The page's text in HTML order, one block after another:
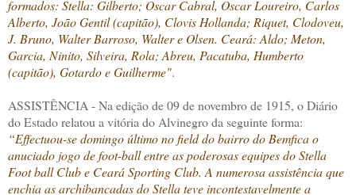
formados: Stella: Gilberto; Oscar Cabral, Oscar Loureiro, Carlos
Alberto, João Gentil (capitão), Clovis Hollanda; Riquet, Clodoveu,
J. Bruno, Walter Barroso, Walter e Olsen. Ceará: Aldo; Meton,
Garcia, Ninito, Silveira, Rola; Abreu, Pacatuba, Humberto
(capitão), Gotardo e Guilherme".
ASSISTÊNCIA - Na edição de 09 de novembro de 1915, o Diário
do Estado relatou a vitória do Alvinegro da seguinte forma:
“Effectuou-se domingo último no field do bairro do Bemfica o
anuciado jogo de foot-ball entre as poderosas equipes do Stella
Foot ball Club e Ceará Sporting Club. A numerosa assistência que
enchia as archibancadas do Stella teve incontestavelmente a